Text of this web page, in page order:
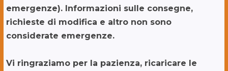
emergenze). Informazioni sulle consegne,
richieste di modifica e altro non sono
considerate emergenze.
Vi ringraziamo per la pazienza, ricaricare le